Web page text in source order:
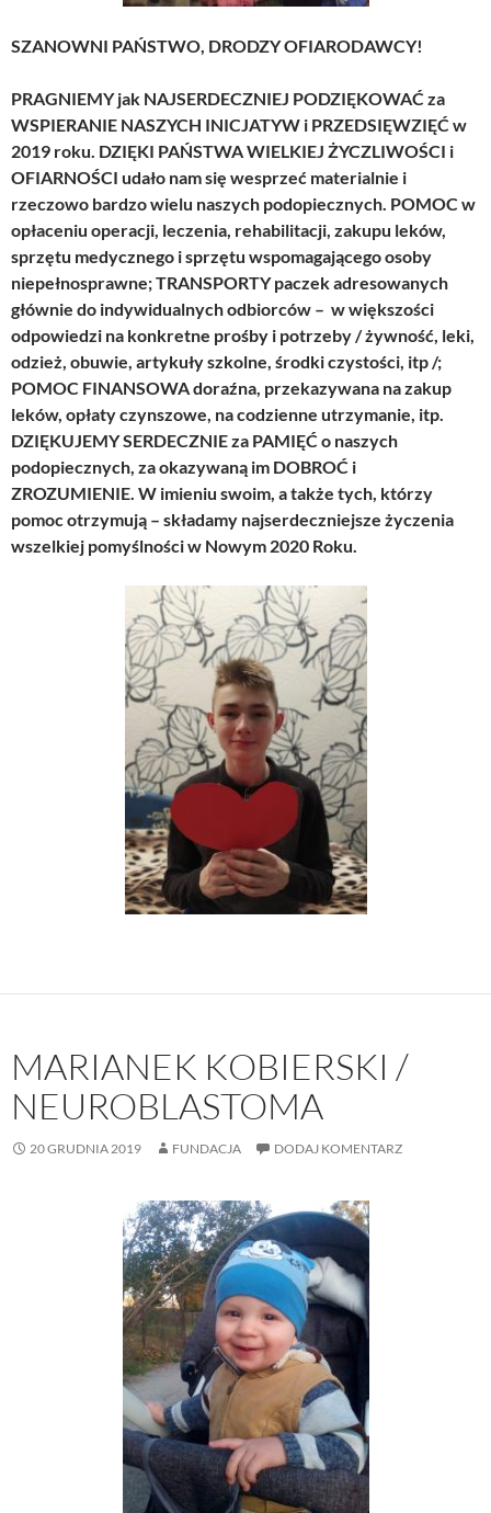
SZANOWNI PAŃSTWO, DRODZY OFIARODAWCY!
PRAGNIEMY jak NAJSERDECZNIEJ PODZIĘKOWAĆ za
WSPIERANIE NASZYCH INICJATYW i PRZEDSIĘWZIĘĆ w
2019 roku. DZIĘKI PAŃSTWA WIELKIEJ ŻYCZLIWOŚCI i
OFIARNOŚCI udało nam się wesprzeć materialnie i
rzeczowo bardzo wielu naszych podopiecznych. POMOC w
opłaceniu operacji, leczenia, rehabilitacji, zakupu leków,
sprzętu medycznego i sprzętu wspomagającego osoby
niepełnosprawne; TRANSPORTY paczek adresowanych
głównie do indywidualnych odbiorców – w większości
odpowiedzi na konkretne prośby i potrzeby / żywność, leki,
odzież, obuwie, artykuły szkolne, środki czystości, itp /;
POMOC FINANSOWA doraźna, przekazywana na zakup
leków, opłaty czynszowe, na codzienne utrzymanie, itp.
DZIĘKUJEMY SERDECZNIE za PAMIĘĆ o naszych
podopiecznych, za okazywaną im DOBROĆ i
ZROZUMIENIE. W imieniu swoim, a także tych, którzy
pomoc otrzymują – składamy najserdeczniejsze życzenia
wszelkiej pomyślności w Nowym 2020 Roku.
MARIANEK KOBIERSKI /
NEUROBLASTOMA
20 GRUDNIA 2019 FUNDACJA DODAJ KOMENTARZ